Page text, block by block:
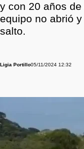
y con 20 años
equipo no abrió
salto.
Ligia Portillo05/11/2024 12:32